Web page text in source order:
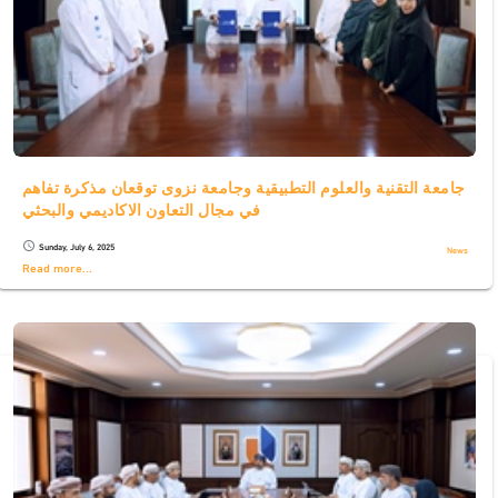
جامعة التقنية والعلوم التطبيقية وجامعة نزوى توقعان مذكرة تفاهم
في مجال التعاون الاكاديمي والبحثي
schedule Sunday, July 6, 2025 News
Read more...